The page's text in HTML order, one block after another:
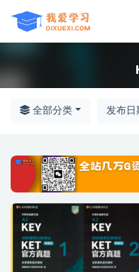
全部分类 发布日